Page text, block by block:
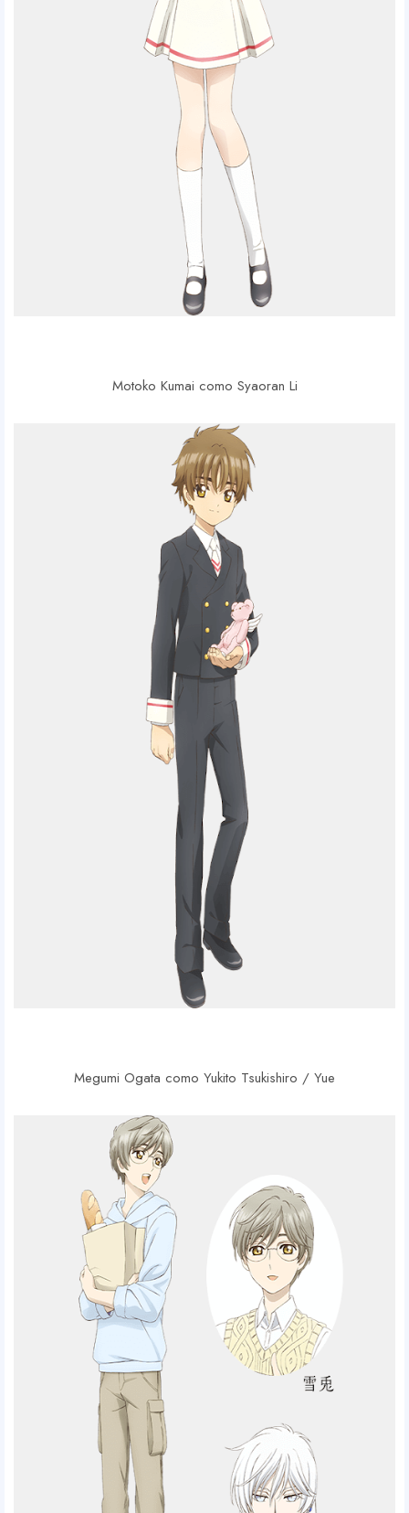
Motoko Kumai como Syaoran Li
Megumi Ogata como Yukito Tsukishiro / Yue